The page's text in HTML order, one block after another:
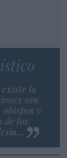
la
son
y
de los